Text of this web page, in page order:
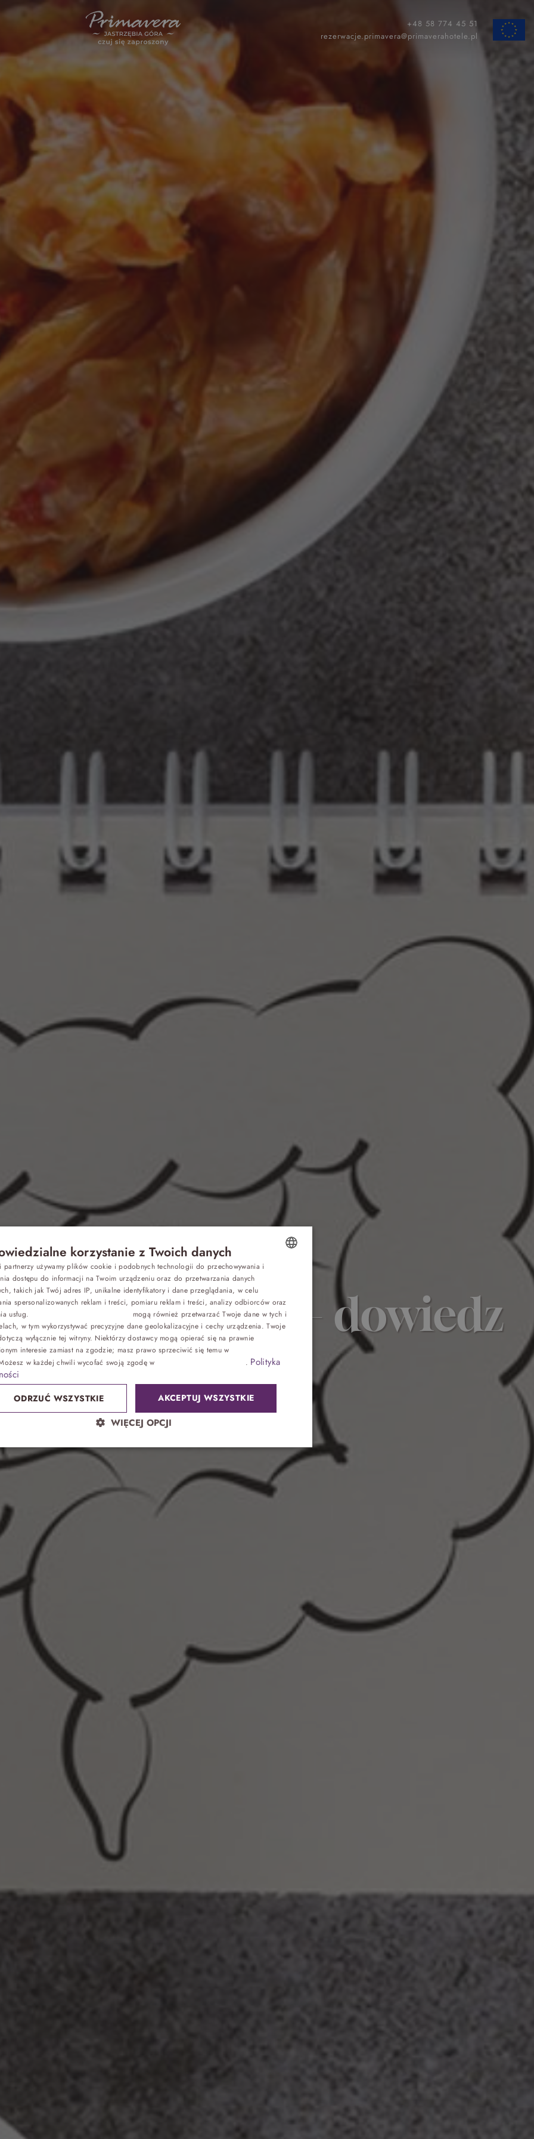
ZAMKNIJ
Z dziećmi
Biznes
Odchudzanie
Zdrowie
Sand SPA
atrakcje bez noclegu, przyjęcia
Top 5 bestsellers
Program odchudzający Start
Program odchudzający SPA Deluxe
balem - FIRST MINUTE
SPA dla przyjaciółek
PIESKI MILE WIDZIANE
+48 58 774 45 51
rezerwacje.primavera@primaverahotele.pl
odchudzanie – dowiedz
się więcej
GERMAN
korzystanie z Twoich danych
partnerzy używamy plików cookie i podobnych technologii do przechowywania i
dostępu do informacji na Twoim urządzeniu oraz do przetwarzania danych
takich jak Twój adres IP, unikalne identyfikatory i dane przeglądania, w celu
spersonalizowanych reklam i treści, pomiaru reklam i treści, analizy odbiorców oraz
usług.
mogą również przetwarzać Twoje dane w tych i
w tym wykorzystywać precyzyjne dane geolokalizacyjne i cechy urządzenia. Twoje
wyłącznie tej witryny. Niektórzy dostawcy mogą opierać się na prawnie
interesie zamiast na zgodzie; masz prawo sprzeciwić się temu w
w każdej chwili wycofać swoją zgodę w . Polityka
AKCEPTUJ WSZYSTKIE
ODRZUĆ WSZYSTKIE
WIĘCEJ OPCJI